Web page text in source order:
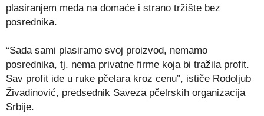
plasiranjem meda na domaće i strano tržište bez
posrednika.
“Sada sami plasiramo svoj proizvod, nemamo
posrednika, tj. nema privatne firme koja bi tražila profit.
Sav profit ide u ruke pčelara kroz cenu”, ističe Rodoljub
Živadinović, predsednik Saveza pčelrskih organizacija
Srbije.